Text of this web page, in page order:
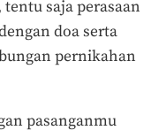
saja perasaan
doa serta
pernikahan
pasanganmu